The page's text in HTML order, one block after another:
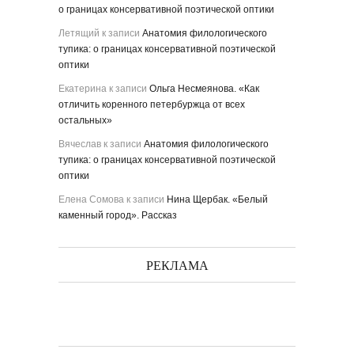
о границах консервативной поэтической оптики
Летящий к записи Анатомия филологического
тупика: о границах консервативной поэтической
оптики
Екатерина к записи Ольга Несмеянова. «Как
отличить коренного петербуржца от всех
остальных»
Вячеслав к записи Анатомия филологического
тупика: о границах консервативной поэтической
оптики
Елена Сомова к записи Нина Щербак. «Белый
каменный город». Рассказ
РЕКЛАМА